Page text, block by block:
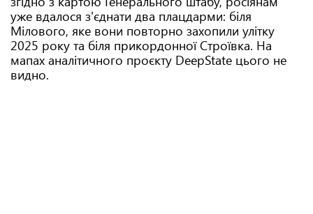
уже вдалося з'єднати два плацдарми: біля
Мілового, яке вони повторно захопили улітку
2025 року та біля прикордонної Строївка. На
мапах аналітичного проєкту DeepState цього не
видно.